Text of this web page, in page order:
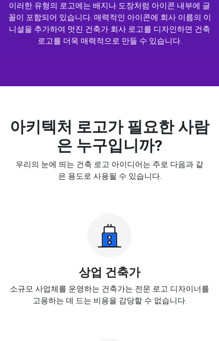
이러한 유형의 로고에는 배지나 도장처럼 아이콘 내부에 글
꼴이 포함되어 있습니다. 매력적인 아이콘에 회사 이름의 이
니셜을 추가하여 멋진 건축가 회사 로고를 디자인하면 건축
로고를 더욱 매력적으로 만들 수 있습니다.
아키텍처 로고가 필요한 사람
은 누구입니까?
우리의 눈에 띄는 건축 로고 아이디어는 주로 다음과 같
은 용도로 사용될 수 있습니다.
상업 건축가
소규모 사업체를 운영하는 건축가는 전문 로고 디자이너를
고용하는 데 드는 비용을 감당할 수 없습니다.